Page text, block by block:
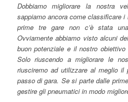
Dobbiamo migliorare la nostra
sappiamo ancora come classificare
prime tre gare non c’è stata
Ovviamente abbiamo visto alcuni
buon potenziale e il nostro
Solo riuscendo a migliorare le
riusciremo ad utilizzare al meglio il
passo di gara. Se si parte dalle
gestire gli pneumatici in modo